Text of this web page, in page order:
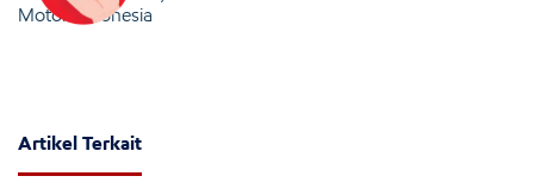
Motor Indonesia
Artikel Terkait